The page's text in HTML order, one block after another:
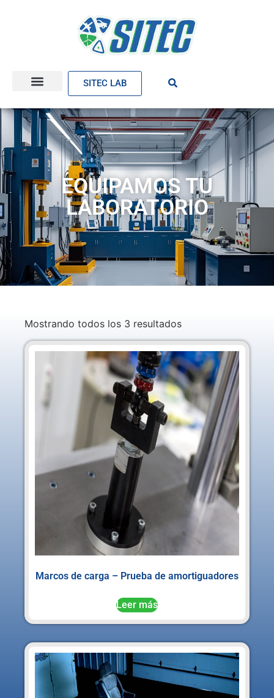
SITEC LAB
EQUIPAMOS TU
LABORATORIO
Mostrando todos los 3 resultados
Marcos de carga – Prueba de amortiguadores
Leer más